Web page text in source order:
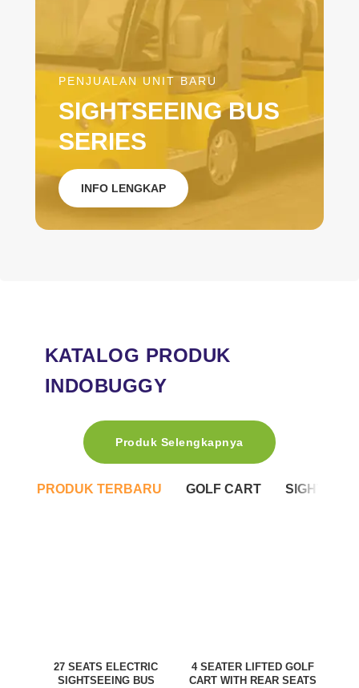
PENJUALAN UNIT BARU
SIGHTSEEING BUS
SERIES
INFO LENGKAP
KATALOG PRODUK
INDOBUGGY
Produk Selengkapnya
PRODUK TERBARU GOLF CART
27 SEATS ELECTRIC
SIGHTSEEING BUS
4 SEATER LIFTED GOLF
CART WITH REAR SEATS